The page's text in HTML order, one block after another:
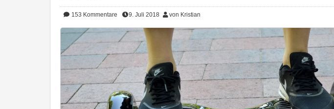
153 Kommentare 9. Juli 2018 von Kristian